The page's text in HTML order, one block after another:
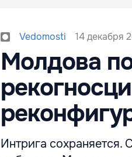
Vedomosti 14 декабря
Молдова
Интрига сохраняется.